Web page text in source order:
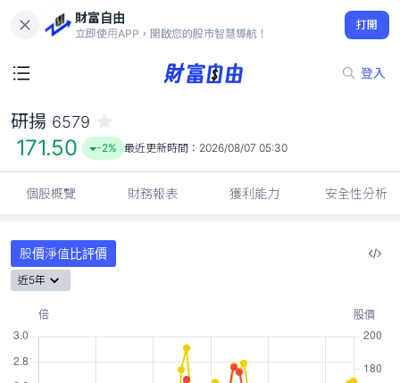
財富自由
立即使用APP，開啟您的股市智慧導航！
打開
登入
171.50
-2%
研揚 6579
171.50 -2% 最近更新時間： 2026/08/07 05:30
個股概覽 財務報表 獲利能力 安全性分析
股價淨值比評價
近5年